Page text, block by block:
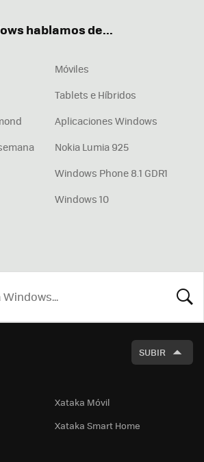
hablamos de...
Móviles
Tablets e Híbridos
Aplicaciones Windows
Nokia Lumia 925
Windows Phone 8.1 GDR1
Windows 10
SUBIR
Xataka Móvil
Xataka Smart Home